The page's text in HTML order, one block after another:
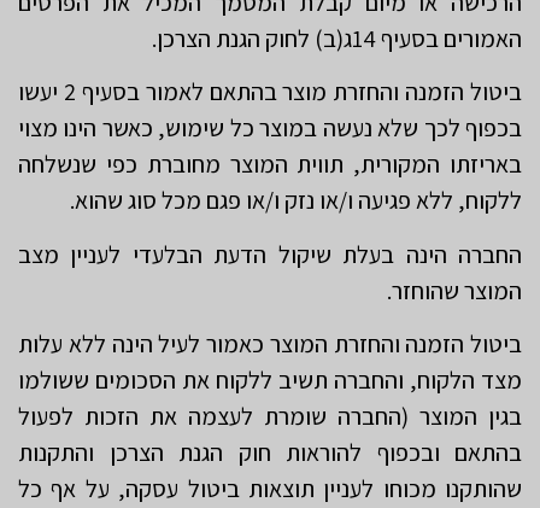
האמורים בסעיף 14ג(ב) לחוק הגנת הצרכן.
ביטול הזמנה והחזרת מוצר בהתאם לאמור בסעיף ‎2 יעשו
בכפוף לכך שלא נעשה במוצר כל שימוש, כאשר הינו מצוי
באריזתו המקורית, תווית המוצר מחוברת כפי שנשלחה
ללקוח, ללא פגיעה ו/או נזק ו/או פגם מכל סוג שהוא.
החברה הינה בעלת שיקול הדעת הבלעדי לעניין מצב
המוצר שהוחזר.
ביטול הזמנה והחזרת המוצר כאמור לעיל הינה ללא עלות
מצד הלקוח, והחברה תשיב ללקוח את הסכומים ששולמו
בגין המוצר (החברה שומרת לעצמה את הזכות לפעול
בהתאם ובכפוף להוראות חוק הגנת הצרכן והתקנות
שהותקנו מכוחו לעניין תוצאות ביטול עסקה, על אף כל